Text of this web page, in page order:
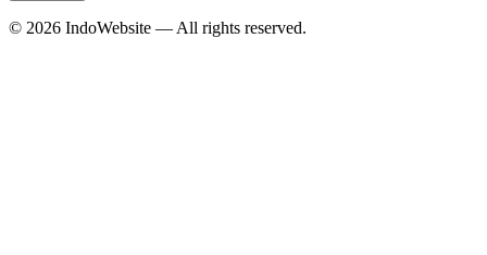
© 2026 IndoWebsite — All rights reserved.